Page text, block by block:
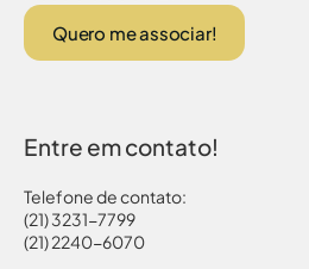
Quero me associar!
Entre em contato!
Telefone de contato:
(21) 3231-7799
(21) 2240-6070